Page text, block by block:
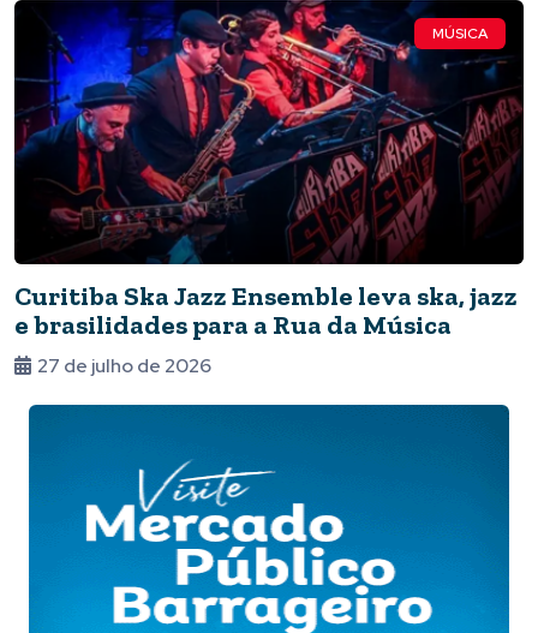
MÚSICA
Curitiba Ska Jazz Ensemble leva ska, jazz
e brasilidades para a Rua da Música
27 de julho de 2026